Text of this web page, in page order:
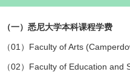
（一）悉尼大学本科课程学费
01）Faculty of Arts
02）Faculty of Education and